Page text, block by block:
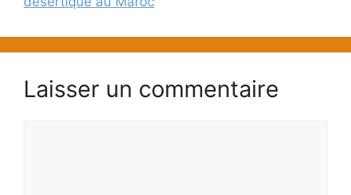
Laisser un commentaire